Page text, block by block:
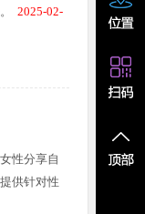
2025-02-
性分享自
供针对性